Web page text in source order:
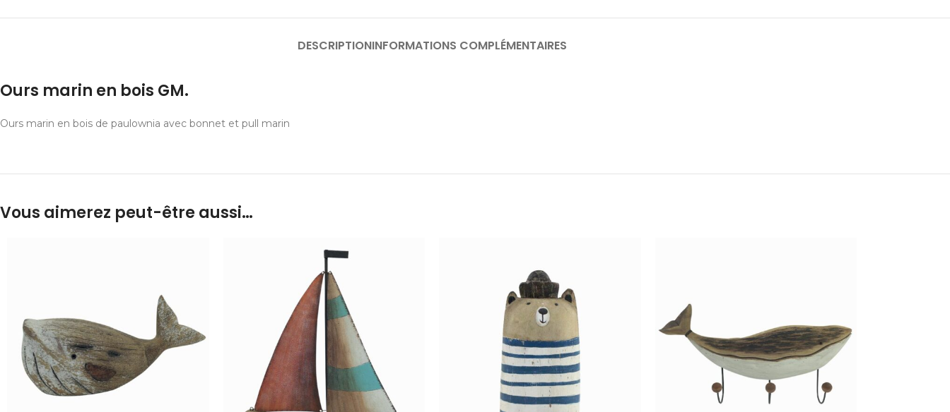
DESCRIPTIONINFORMATIONS COMPLÉMENTAIRES
Ours marin en bois GM.
Ours marin en bois de paulownia avec bonnet et pull marin
Vous aimerez peut-être aussi…